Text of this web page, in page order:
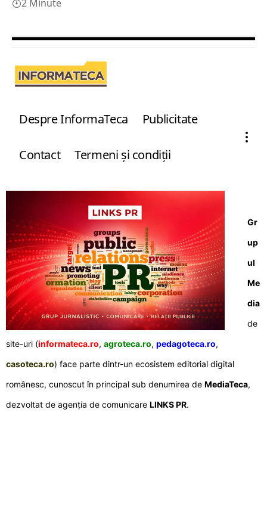
2 Minute
Despre InformaTeca Publicitate
Contact Termeni şi condiţii
Gr
up
ul
Me
dia
de
site-uri (informateca.ro, agroteca.ro, pedagoteca.ro,
casoteca.ro) face parte dintr-un ecosistem editorial digital
românesc, cunoscut în principal sub denumirea de MediaTeca,
dezvoltat de agenția de comunicare LINKS PR.